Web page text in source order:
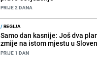
PRIJE 2 DANA
/REGIJA
Samo dan kasnije: Još dva
zmije na istom mjestu u
PRIJE 1 DAN